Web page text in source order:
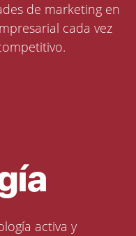
de marketing en
cada vez
activa y